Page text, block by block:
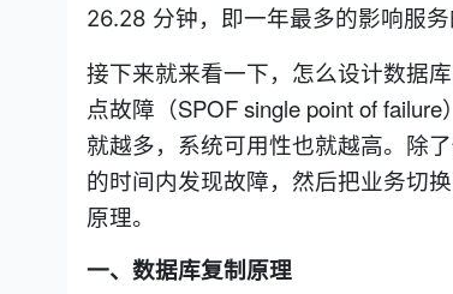
26.28 分钟，即一年最多的影响服
接下来就来看一下，怎么设计数据
点故障（SPOF single point of
就越多，系统可用性也就越高。除
的时间内发现故障，然后把业务切
原理。
一、数据库复制原理